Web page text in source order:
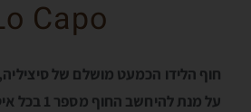
Capo
חוף הלידו הכמעט מושלם של
על מנת